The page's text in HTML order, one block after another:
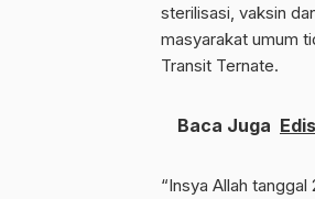
sterilisasi, vaksin
masyarakat umum
Transit Ternate.
Baca Juga
“Insya Allah